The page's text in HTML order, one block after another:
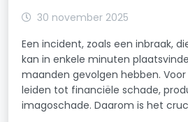
30 november 2025
Een incident, zoals een inbraak,
kan in enkele minuten
maanden gevolgen hebben.
leiden tot financiële schade,
imagoschade. Daarom is het